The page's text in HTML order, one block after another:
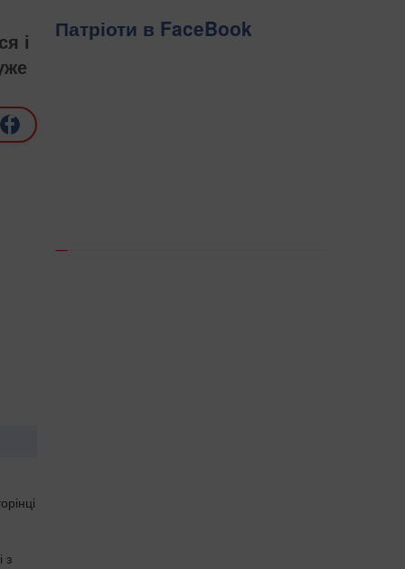
і
з
Патріоти в FaceBook